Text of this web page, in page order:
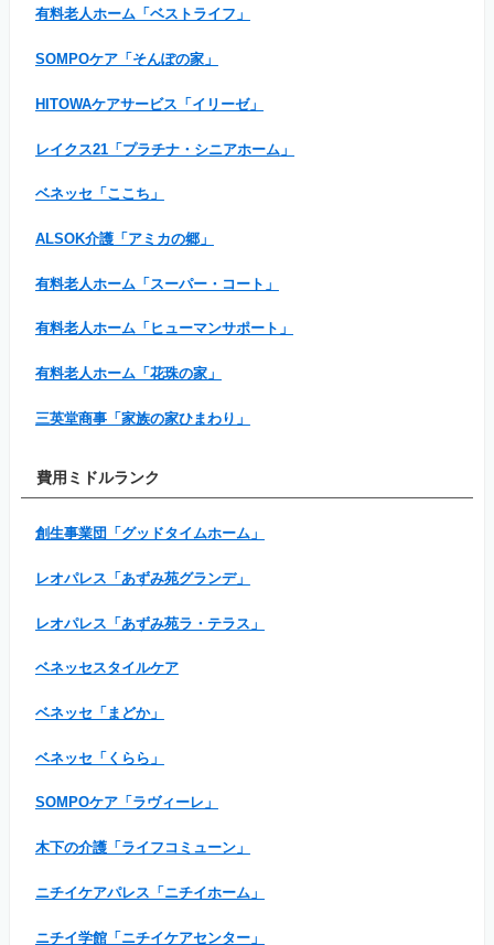
有料老人ホーム「ベストライフ」
SOMPOケア「そんぽの家」
HITOWAケアサービス「イリーゼ」
レイクス21「プラチナ・シニアホーム」
ベネッセ「ここち」
ALSOK介護「アミカの郷」
有料老人ホーム「スーパー・コート」
有料老人ホーム「ヒューマンサポート」
有料老人ホーム「花珠の家」
三英堂商事「家族の家ひまわり」
費用ミドルランク
創生事業団「グッドタイムホーム」
レオパレス「あずみ苑グランデ」
レオパレス「あずみ苑ラ・テラス」
ベネッセスタイルケア
ベネッセ「まどか」
ベネッセ「くらら」
SOMPOケア「ラヴィーレ」
木下の介護「ライフコミューン」
ニチイケアパレス「ニチイホーム」
ニチイ学館「ニチイケアセンター」